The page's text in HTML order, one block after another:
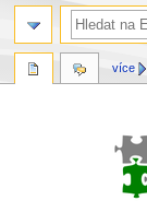
více